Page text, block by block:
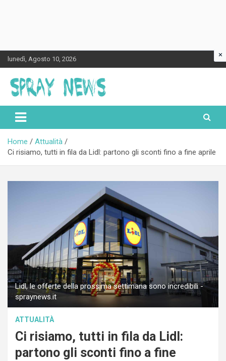
Skip
to
content
lunedì, Agosto 10, 2026
Spraynews.it
Home
Attualità
Ci risiamo, tutti in fila da Lidl: partono gli sconti fino a fine aprile
Lidl, le offerte della prossima settimana sono incredibili -
spraynews.it
ATTUALITÀ
Ci risiamo, tutti in fila da Lidl:
partono gli sconti fino a fine
×